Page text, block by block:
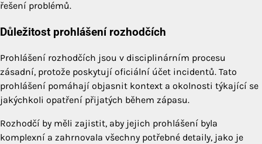
řešení problémů.
Důležitost prohlášení rozhodčích
Prohlášení rozhodčích jsou v disciplinárním procesu
zásadní, protože poskytují oficiální účet incidentů. Tato
prohlášení pomáhají objasnit kontext a okolnosti týkající se
jakýchkoli opatření přijatých během zápasu.
Rozhodčí by měli zajistit, aby jejich prohlášení byla
komplexní a zahrnovala všechny potřebné detaily, jako je